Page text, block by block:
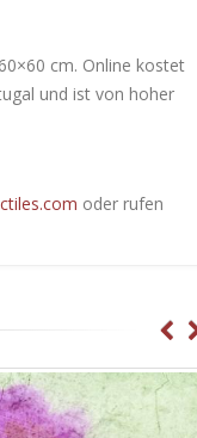
cm. Online kostet
und ist von hoher
oder rufen